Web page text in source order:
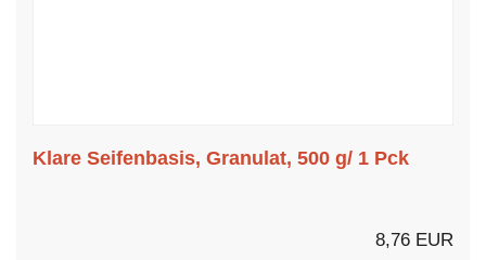
Klare Seifenbasis, Granulat, 500 g/ 1 Pck
8,76 EUR